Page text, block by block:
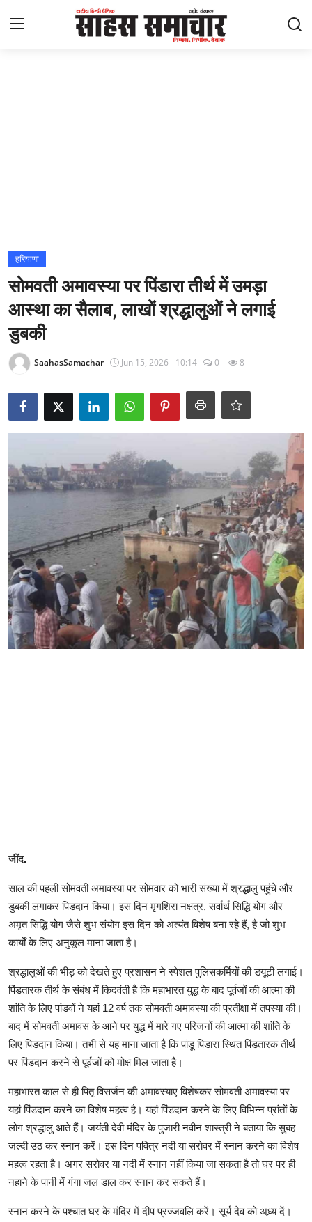
राज्य
अंतराष्ट्रीय
राजनीति
खेल
Epaper
धर्म
टेक
हरियाणा
सोमवती अमावस्या पर पिंडारा तीर्थ में उमड़ा
आस्था का सैलाब, लाखों श्रद्धालुओं ने लगाई
डुबकी
SaahasSamachar Jun 15, 2026 - 10:14 0 8
जींद.
साल की पहली सोमवती अमावस्या पर सोमवार को भारी संख्या में श्रद्धालु पहुंचे और
डुबकी लगाकर पिंडदान किया। इस दिन मृगशिरा नक्षत्र, सर्वार्थ सिद्धि योग और
अमृत सिद्धि योग जैसे शुभ संयोग इस दिन को अत्यंत विशेष बना रहे हैं, है जो शुभ
कार्यों के लिए अनुकूल माना जाता है।
श्रद्धालुओं की भीड़ को देखते हुए प्रशासन ने स्पेशल पुलिसकर्मियों की डयूटी लगाई।
पिंडतारक तीर्थ के संबंध में किदवंती है कि महाभारत युद्ध के बाद पूर्वजों की आत्मा की
शांति के लिए पांडवों ने यहां 12 वर्ष तक सोमवती अमावस्या की प्रतीक्षा में तपस्या की।
बाद में सोमवती अमावस के आने पर युद्ध में मारे गए परिजनों की आत्मा की शांति के
लिए पिंडदान किया। तभी से यह माना जाता है कि पांडू पिंडारा स्थित पिंडतारक तीर्थ
पर पिंडदान करने से पूर्वजों को मोक्ष मिल जाता है।
महाभारत काल से ही पितृ विसर्जन की अमावस्याए विशेषकर सोमवती अमावस्या पर
यहां पिंडदान करने का विशेष महत्व है। यहां पिंडदान करने के लिए विभिन्न प्रांतों के
लोग श्रद्धालु आते हैं। जयंती देवी मंदिर के पुजारी नवीन शास्त्री ने बताया कि सुबह
जल्दी उठ कर स्नान करें। इस दिन पवित्र नदी या सरोवर में स्नान करने का विशेष
महत्व रहता है। अगर सरोवर या नदी में स्नान नहीं किया जा सकता है तो घर पर ही
नहाने के पानी में गंगा जल डाल कर स्नान कर सकते हैं।
स्नान करने के पश्चात घर के मंदिर में दीप प्रज्जवलि करें। सूर्य देव को अध्र्य दें।